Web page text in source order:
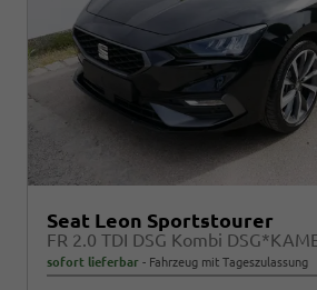
Seat Leon Sportstourer
sofort lieferbar Fahrzeug mit Tageszulassung